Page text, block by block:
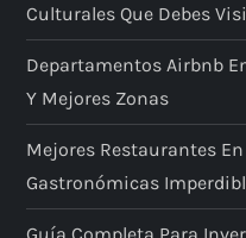
Culturales Que Debes
Departamentos Airbnb
Y Mejores Zonas
Mejores Restaurantes
Gastronómicas